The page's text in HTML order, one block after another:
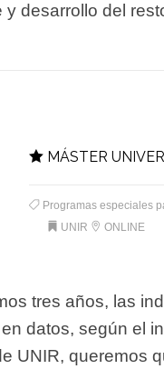
y desarrollo del
MÁSTER
Programas especiales
UNIR
ONLINE
tres años, las
datos, según el
UNIR, queremos